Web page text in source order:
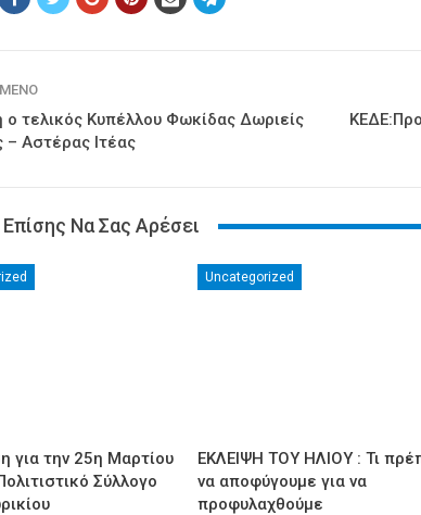
ο τελικός Κυπέλλου Φωκίδας Δωριείς
– Αστέρας Ιτέας
Να Σας Αρέσει
για την 25η Μαρτίου
Σύλλογο
Uncategorized
ΕΚΛΕΙΨΗ ΤΟΥ ΗΛΙΟΥ : Τι
να αποφύγουμε για να
προφυλαχθούμε